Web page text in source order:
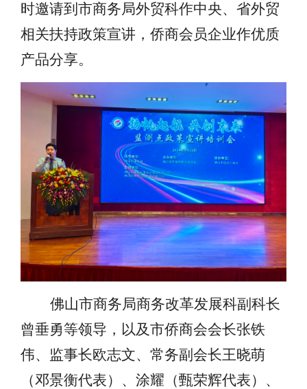
时邀请到市商务局外贸科作中央、省外贸
相关扶持政策宣讲，侨商会员企业作优质
产品分享。
佛山市商务局商务改革发展科副科长
曾垂勇等领导，以及市侨商会会长张铁
伟、监事长欧志文、常务副会长王晓萌
（邓景衡代表）、 涂耀 （甄荣辉代表）、